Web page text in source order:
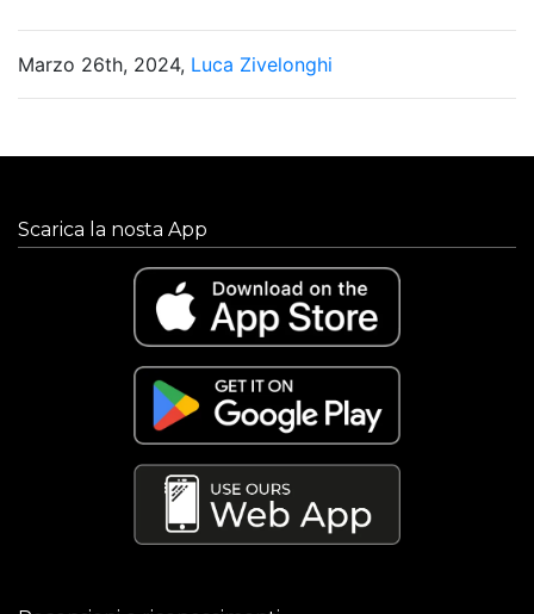
Marzo 26th, 2024, Luca Zivelonghi
Scarica la nosta App